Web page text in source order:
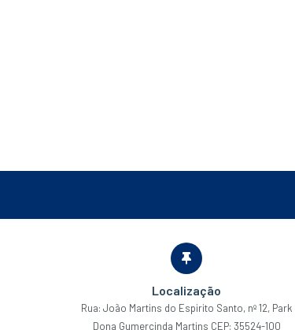
Localização
Rua: João Martins do Espirito Santo, nº 12, Park
Dona Gumercinda Martins CEP: 35524-100